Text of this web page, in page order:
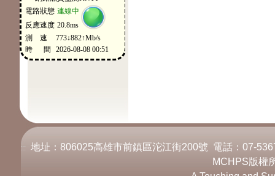
:::
地址：806025高雄市前鎮區沱江街200號 電話：07-
MCHPS版權